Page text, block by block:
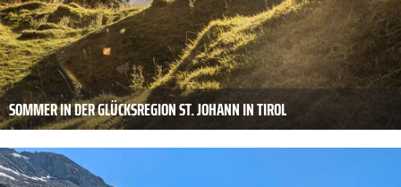
SOMMER IN DER GLÜCKSREGION ST. JOHANN IN TIROL